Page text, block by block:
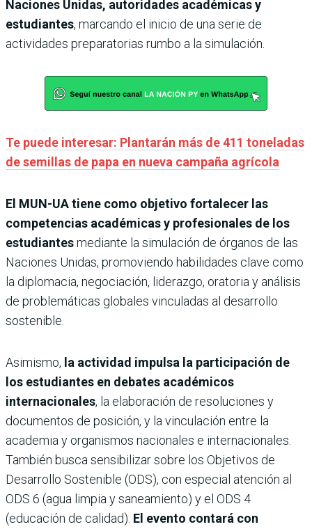
Naciones Unidas, autoridades académicas y
estudiantes, marcando el inicio de una serie de
actividades preparatorias rumbo a la simulación.
Te puede interesar: Plantarán más de 411 toneladas
de semillas de papa en nueva campaña agrícola
El MUN-UA tiene como objetivo fortalecer las
competencias académicas y profesionales de los
estudiantesmediante la simulación de órganos de las
Naciones Unidas, promoviendo habilidades clave como
la diplomacia, negociación, liderazgo, oratoria y análisis
de problemáticas globales vinculadas al desarrollo
sostenible.
Asimismo, la actividad impulsa la participación de
los estudiantes en debates académicos
internacionales, la elaboración de resoluciones y
documentos de posición, y la vinculación entre la
academia y organismos nacionales e internacionales.
También busca sensibilizar sobre los Objetivos de
Desarrollo Sostenible (ODS), con especial atención al
ODS 6 (agua limpia y saneamiento) y el ODS 4
(educación de calidad). El evento contará con